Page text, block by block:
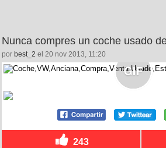
Nunca compres un coche usado
por best_2 el 20 nov 2013, 11:20
243